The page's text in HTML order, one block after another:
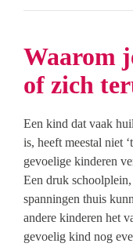
Waarom
of zich
Een kind dat vaak
is, heeft meestal niet
gevoelige kinderen
Een druk
spanningen thuis
andere kinderen het
gevoelig kind nog